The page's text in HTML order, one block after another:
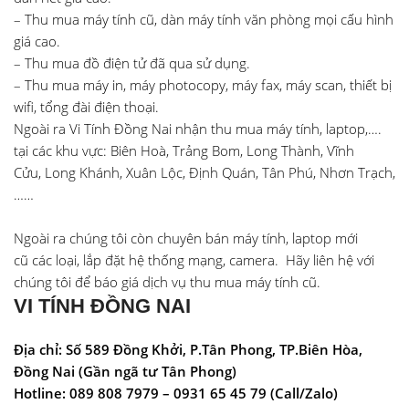
– Thu mua máy tính cũ, dàn máy tính văn phòng mọi cấu hình
giá cao.
– Thu mua đồ điện tử đã qua sử dụng.
– Thu mua máy in, máy photocopy, máy fax, máy scan, thiết bị
wifi, tổng đài điện thoại.
Ngoài ra Vi Tính Đồng Nai nhận thu mua máy tính, laptop,….
tại các khu vực: Biên Hoà, Trảng Bom, Long Thành, Vĩnh
Cửu, Long Khánh, Xuân Lộc, Định Quán, Tân Phú, Nhơn Trạch,
……
Ngoài ra chúng tôi còn chuyên bán máy tính, laptop mới
cũ các loại, lắp đặt hệ thống mạng, camera. Hãy liên hệ với
chúng tôi để báo giá dịch vụ thu mua máy tính cũ.
VI TÍNH ĐỒNG NAI
Địa chỉ: Số 589 Đồng Khởi, P.Tân Phong, TP.Biên Hòa,
Đồng Nai (Gần ngã tư Tân Phong)
Hotline: 089 808 7979 – 0931 65 45 79 (Call/Zalo)